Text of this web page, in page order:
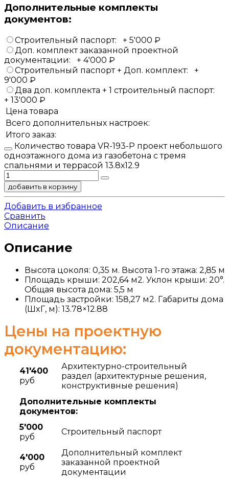
Дополнительные комплекты
документов:
Строительный паспорт: + 5'000 ₽
Доп. комплект заказанной проектной
документации:
+ 4'000 ₽
Строительный паспорт + Доп. комплект:
+
9'000 ₽
Два доп. комплекта + 1 строительный паспорт:
+ 13'000 ₽
Цена товара
Всего дополнительных настроек:
Итого заказ:
Количество товара VR-193-P проект небольшого
одноэтажного дома из газобетона с тремя
спальнями и террасой 13.8х12.9
добавить в корзину
Добавить в избранное
Сравнить
Описание
Описание
Высота цоколя: 0,35 м. Высота 1-го этажа: 2,85 м
Площадь крыши: 202,64 м2. Уклон крыши: 20°.
Общая высота дома: 5,5 м
Площадь застройки: 158,27 м2. Габариты дома
(ШxГ, м): 13.78×12.88
Цены на проектную
документацию:
41'400
руб
Архитектурно-строительный
раздел (архитектурные решения,
конструктивные решения)
Дополнительные комплекты
документов:
5'000
руб
Строительный паспорт
4'000
руб
Дополнительный комплект
заказанной проектной
документации